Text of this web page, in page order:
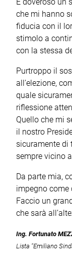
che mi hanno
fiducia con il
stimolo a
con la stessa
Purtroppo il
all’elezione,
quale
riflessione
Quello che mi
il nostro
sicuramente di
sempre vicino
Da parte mia,
impegno come
Faccio un
che sarà
Ing. Fortunato
Lista "Emiliano